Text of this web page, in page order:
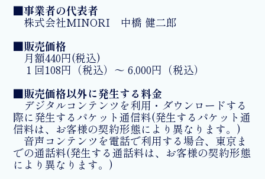
■事業者の代表者
株式会社MINORI 中橋 健二郎
■販売価格
月額440円(税込)
１回108円（税込）〜 6,000円（税込）
■販売価格以外に発生する料金
デジタルコンテンツを利用・ダウンロードする
際に発生するパケット通信料(発生するパケット通
信料は、お客様の契約形態により異なります。)
音声コンテンツを電話で利用する場合、東京ま
での通話料(発生する通話料は、お客様の契約形態
により異なります。)